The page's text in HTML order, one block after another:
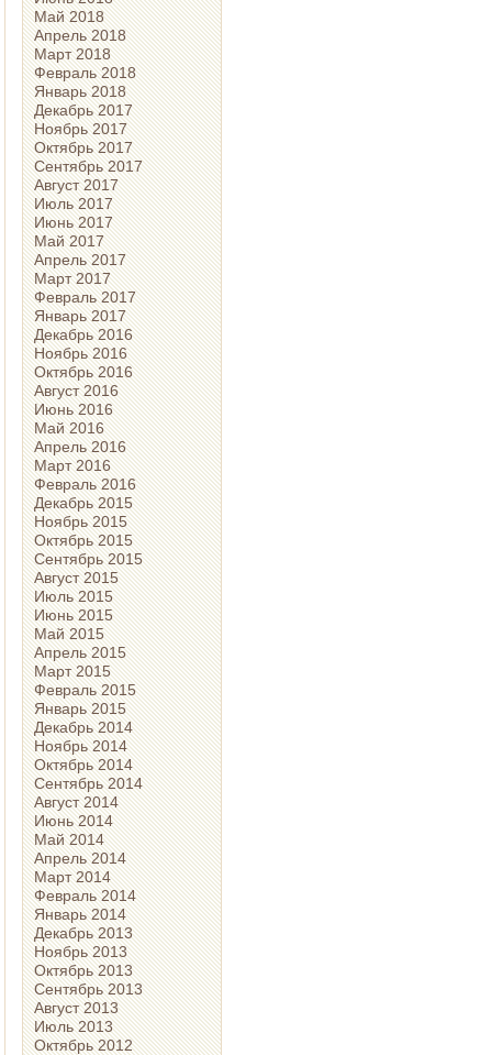
Май 2018
Апрель 2018
Март 2018
Февраль 2018
Январь 2018
Декабрь 2017
Ноябрь 2017
Октябрь 2017
Сентябрь 2017
Август 2017
Июль 2017
Июнь 2017
Май 2017
Апрель 2017
Март 2017
Февраль 2017
Январь 2017
Декабрь 2016
Ноябрь 2016
Октябрь 2016
Август 2016
Июнь 2016
Май 2016
Апрель 2016
Март 2016
Февраль 2016
Декабрь 2015
Ноябрь 2015
Октябрь 2015
Сентябрь 2015
Август 2015
Июль 2015
Июнь 2015
Май 2015
Апрель 2015
Март 2015
Февраль 2015
Январь 2015
Декабрь 2014
Ноябрь 2014
Октябрь 2014
Сентябрь 2014
Август 2014
Июнь 2014
Май 2014
Апрель 2014
Март 2014
Февраль 2014
Январь 2014
Декабрь 2013
Ноябрь 2013
Октябрь 2013
Сентябрь 2013
Август 2013
Июль 2013
Октябрь 2012